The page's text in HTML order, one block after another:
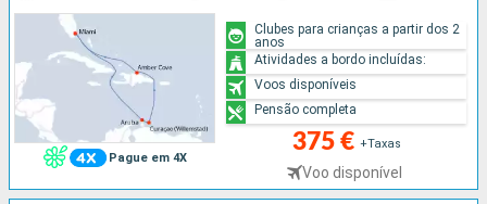
Pague em 4X
375 € +Taxas
Voo disponível
Clubes para crianças a partir dos 2
anos
Atividades a bordo incluídas:
Voos disponíveis
Pensão completa